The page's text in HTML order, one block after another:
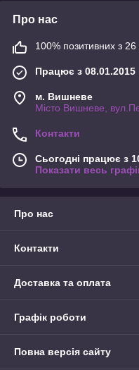
Про нас
100% позитивних з 26
Працює з 08.01.2015
м. Вишневе
Місто Вишневе,
Контакти
Сьогодні працює з
Показати весь
Про нас
Контакти
Доставка та оплата
Графік роботи
Повна версія сайту